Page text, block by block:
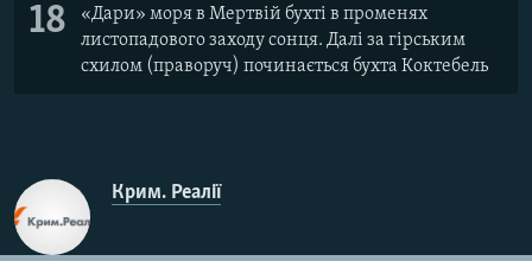
18
«Дари» моря в Мертвій бухті в променях
листопадового заходу сонця. Далі за гірським
схилом (праворуч) починається бухта Коктебель
Крим. Реалії